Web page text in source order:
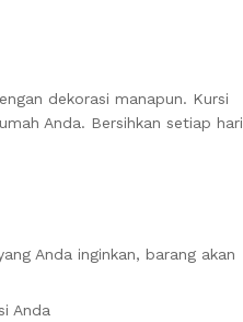
dekorasi manapun. Kursi
Anda. Bersihkan setiap hari
Anda inginkan, barang akan
Anda